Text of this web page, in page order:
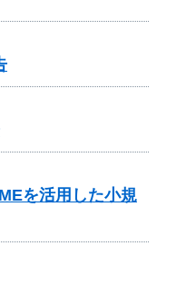
を活用した小規